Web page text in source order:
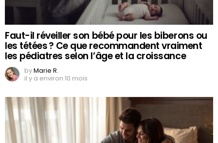
Faut-il réveiller son bébé pour les biberons ou
les tétées ? Ce que recommandent vraiment
les pédiatres selon l’âge et la croissance
byMarie R.
il y a environ 10 mois